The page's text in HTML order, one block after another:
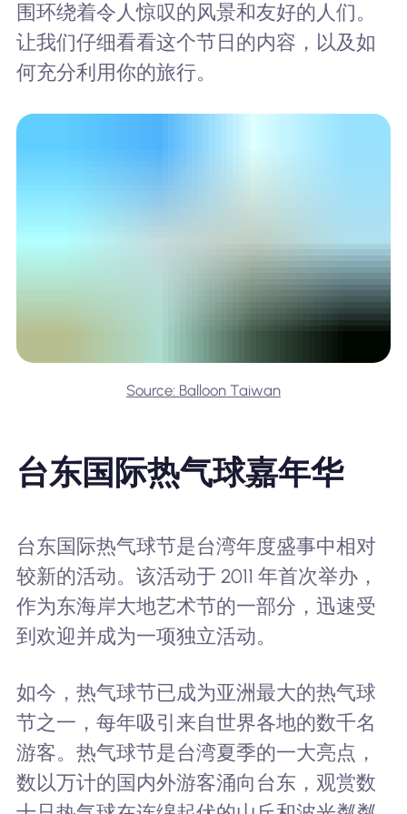
围环绕着令人惊叹的风景和友好的人们。
让我们仔细看看这个节日的内容，以及如
何充分利用你的旅行。
Source: Balloon Taiwan
台东国际热气球嘉年华
台东国际热气球节是台湾年度盛事中相对
较新的活动。该活动于 2011 年首次举办，
作为东海岸大地艺术节的一部分，迅速受
到欢迎并成为一项独立活动。
如今，热气球节已成为亚洲最大的热气球
节之一，每年吸引来自世界各地的数千名
游客。热气球节是台湾夏季的一大亮点，
数以万计的国内外游客涌向台东，观赏数